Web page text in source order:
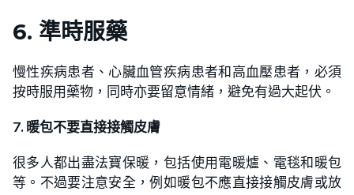
6. 準時服藥
慢性疾病患者、心臟血管疾病患者和高血壓患者，必須
按時服用藥物，同時亦要留意情緒，避免有過大起伏。
7. 暖包不要直接接觸皮膚
很多人都出盡法寶保暖，包括使用電暖爐、電毯和暖包
等。不過要注意安全，例如暖包不應直接接觸皮膚或放